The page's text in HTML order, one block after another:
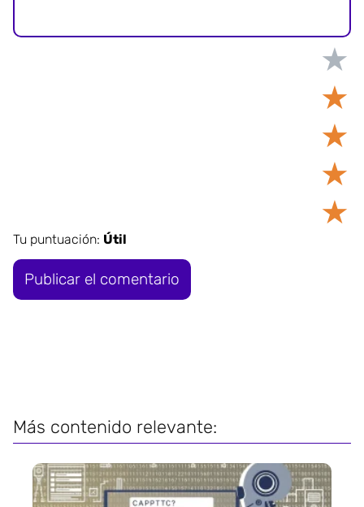
★
★
★
★
★
Tu puntuación: Útil
Más contenido relevante: